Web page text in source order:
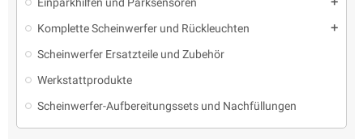
Komplette Scheinwerfer und Rückleuchten add
Scheinwerfer Ersatzteile und Zubehör
Werkstattprodukte
Scheinwerfer-Aufbereitungssets und Nachfüllungen